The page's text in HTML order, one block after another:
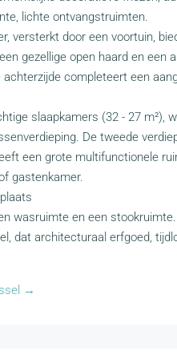
lichte ontvangstruimten.
versterkt door een voortuin,
gezellige open haard en een
completeert een
slaapkamers (32 - 27 m²),
De tweede
een grote multifunctionele
gastenkamer.
wasruimte en een stookruimte.
dat architecturaal erfgoed,
→